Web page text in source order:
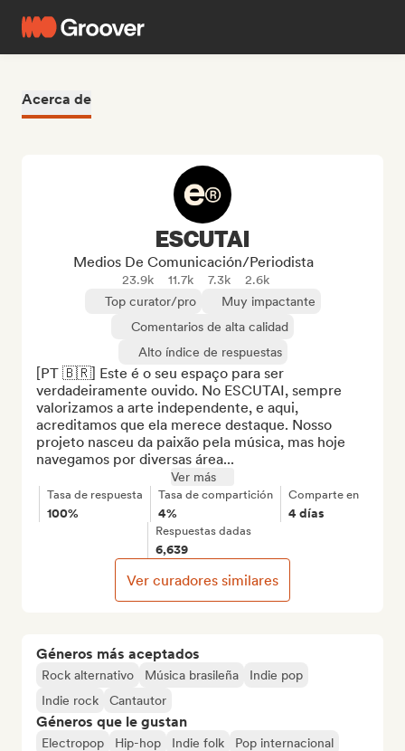
Acerca de
Géneros más aceptados
Rock alternativo Música brasileña
Indie pop
Indie rock
Cantautor
Géneros que le gustan
Electropop Hip-hop Indie folk
Pop internacional
ESCUTAI
Medios De Comunicación/Periodista
23.9k 11.7k 7.3k
2.6k
Top curator/pro
Muy impactante
Comentarios de alta calidad
Alto índice de respuestas
[PT 🇧🇷] Este é o seu espaço para ser
verdadeiramente ouvido. No ESCUTAI, sempre
valorizamos a arte independente, e aqui,
acreditamos que ela merece destaque. Nosso
projeto nasceu da paixão pela música, mas hoje
navegamos por diversas área...
Ver más
Tasa de respuesta
100%
Tasa de compartición
4%
Comparte en
4 días
Respuestas dadas
6,639
Ver curadores similares